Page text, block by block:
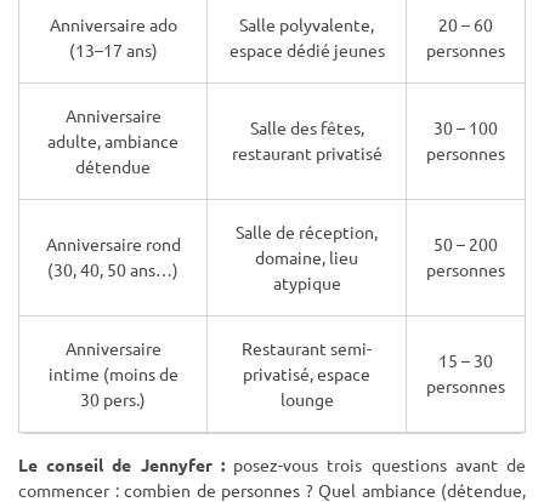
Anniversaire ado
(13–17 ans)
Salle polyvalente,
espace dédié jeunes
20 – 60
personnes
Anniversaire
adulte, ambiance
détendue
Salle des fêtes,
restaurant privatisé
30 – 100
personnes
Anniversaire rond
(30, 40, 50 ans…)
Salle de réception,
domaine, lieu
atypique
50 – 200
personnes
Anniversaire
intime (moins de
30 pers.)
Restaurant semi-
privatisé, espace
lounge
15 – 30
personnes
Le conseil de Jennyfer :posez-vous trois questions avant de
commencer : combien de personnes ? Quel ambiance (détendue,